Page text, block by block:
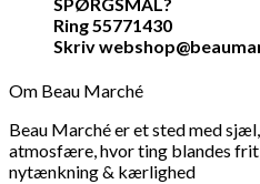
Ring 55771430
Skriv
Om Beau Marché
Beau Marché er et sted med
atmosfære, hvor ting blandes
nytænkning & kærlighed